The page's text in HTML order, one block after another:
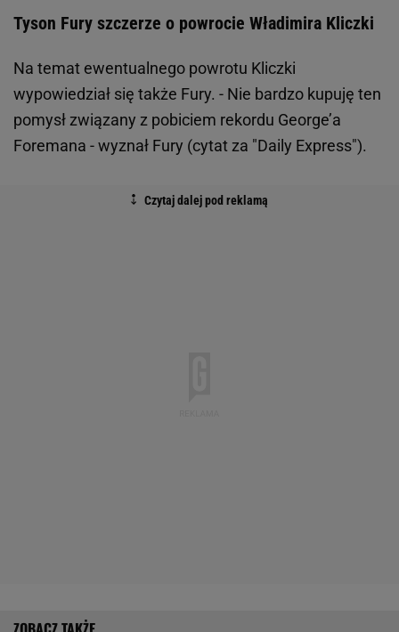
Tyson Fury szczerze o powrocie Władimira Kliczki
Na temat ewentualnego powrotu Kliczki
wypowiedział się także Fury. - Nie bardzo kupuję ten
pomysł związany z pobiciem rekordu George’a
Foremana - wyznał Fury (cytat za "Daily Express").